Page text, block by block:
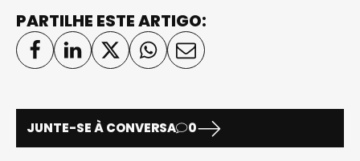
PARTILHE ESTE ARTIGO:
JUNTE-SE À CONVERSA 0